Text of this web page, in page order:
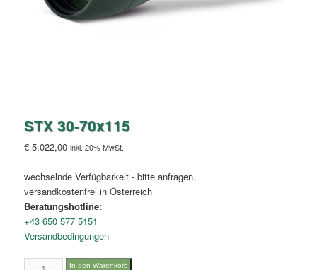
STX 30-70x115
€ 5.022,00 inkl. 20% MwSt.
wechselnde Verfügbarkeit - bitte anfragen.
versandkostenfrei in Österreich
Beratungshotline:
+43 650 577 5151
Versandbedingungen
STX
In den Warenkorb